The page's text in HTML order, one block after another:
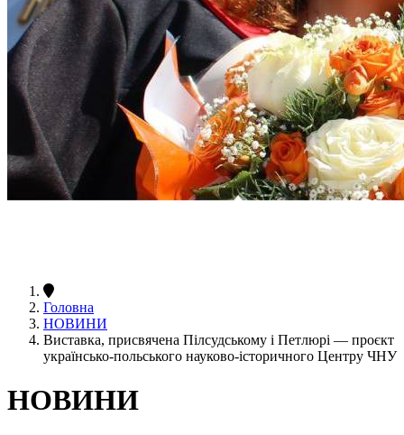
Головна
НОВИНИ
Виставка, присвячена Пілсудському і Петлюрі — проєкт
українсько-польського науково-історичного Центру ЧНУ
НОВИНИ